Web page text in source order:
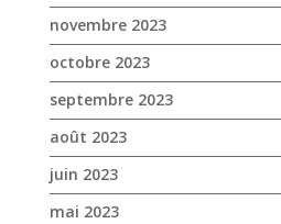
novembre 2023
octobre 2023
septembre 2023
août 2023
juin 2023
mai 2023